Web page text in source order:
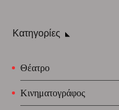
Κατηγορίες
Θέατρο
Κινηματογράφος